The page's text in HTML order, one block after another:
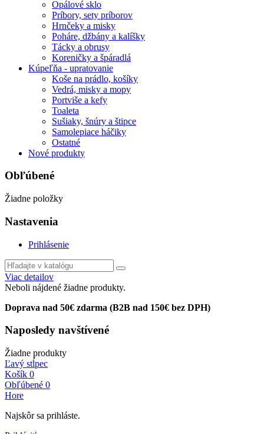
Opálové sklo
Príbory, sety príborov
Hrnčeky a misky
Poháre, džbány a kalíšky
Tácky a obrusy
Koreničky a špáradlá
Kúpeľňa - upratovanie
Koše na prádlo, košíky
Vedrá, misky a mopy
Portviše a kefy
Toaleta
Sušiaky, šnúry a štipce
Samolepiace háčiky
Ostatné
Nové produkty
Obľúbené
Žiadne položky
Nastavenia
Prihlásenie
Viac detailov
Neboli nájdené žiadne produkty.
Doprava nad 50€ zdarma (B2B nad 150€ bez DPH)
Naposledy navštívené
Žiadne produkty
Ľavý stĺpec
Košík 0
Obľúbené 0
Hore
Najskôr sa prihláste.